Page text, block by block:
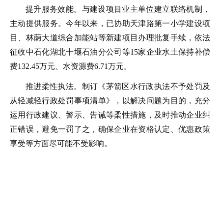
提升服务效能。与建设项目业主单位建立联络机制，
主动提供服务。今年以来，已协助天津路第一小学建设项
目、林荫大道综合加能站等新建项目办理批复手续，依法
征收中石化湖北十堰石油分公司等15家企业水土保持补偿
费132.45万元、水资源费6.71万元。
推进柔性执法。制订《茅箭区水行政执法不予处罚及
从轻减轻行政处罚事项清单》，以解决问题为目的，充分
运用行政建议、警示、告诫等柔性措施，及时推动企业纠
正错误，避免一罚了之，确保企业在资格认定、优惠政策
享受等方面尽可能不受影响。